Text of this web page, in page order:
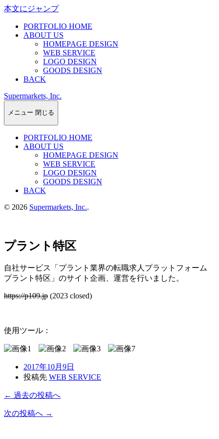
本文にジャンプ
PORTFOLIO HOME
ABOUT US
HOMEPAGE DESIGN
WEB SERVICE
LOGO DESIGN
GOODS DESIGN
BACK
Supermarkets, Inc.
メニュー 閉じる
PORTFOLIO HOME
ABOUT US
HOMEPAGE DESIGN
WEB SERVICE
LOGO DESIGN
GOODS DESIGN
BACK
© 2026 Supermarkets, Inc..
プラント特区
自社サービス「プラント業界の転職求人プラットフォーム
プラント特区」のサイト企画、運営を行いました。
https://p109.jp (2023 closed)
使用ツール：
2017年10月9日
投稿先 WEB SERVICE
← 過去の投稿へ
次の投稿へ →